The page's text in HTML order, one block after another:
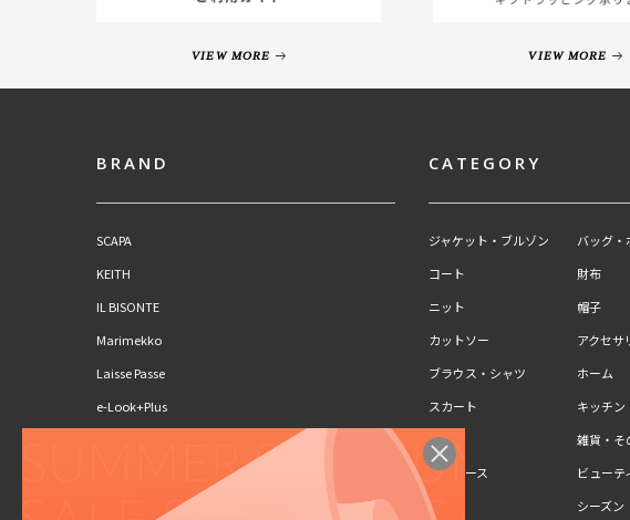
VIEW MORE VIEW MORE
BRAND
SCAPA
KEITH
IL BISONTE
Marimekko
Laisse Passe
e-Look+Plus
KEITH Lサイズ
CATEGORY
ジャケット・ブルゾン
コート
ニット
カットソー
ブラウス・シャツ
スカート
パンツ
ワンピース
キッズ
バッグ・
財布
帽子
アクセサ
ホーム
キッチン
雑貨・そ
ビューテ
シーズン